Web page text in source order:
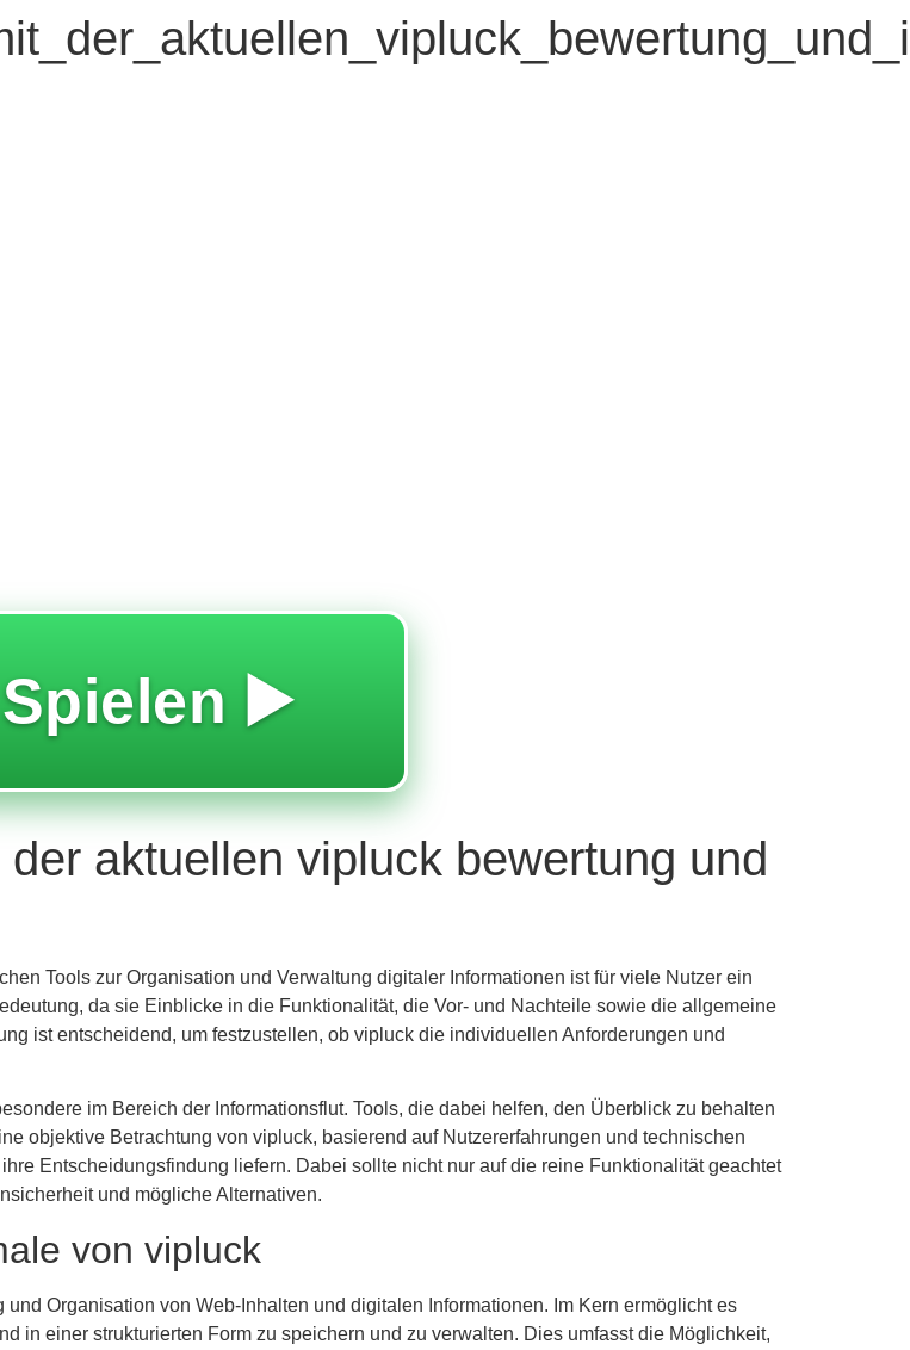
Spielen ▶️
aktuellen vipluck bewertung und
Tools zur Organisation und Verwaltung digitaler Informationen ist für viele Nutzer ein
da sie Einblicke in die Funktionalität, die Vor- und Nachteile sowie die allgemeine
ist entscheidend, um festzustellen, ob vipluck die individuellen Anforderungen und
im Bereich der Informationsflut. Tools, die dabei helfen, den Überblick zu behalten
objektive Betrachtung von vipluck, basierend auf Nutzererfahrungen und technischen
Entscheidungsfindung liefern. Dabei sollte nicht nur auf die reine Funktionalität geachtet
und mögliche Alternativen.
von vipluck
Organisation von Web-Inhalten und digitalen Informationen. Im Kern ermöglicht es
in einer strukturierten Form zu speichern und zu verwalten. Dies umfasst die Möglichkeit,